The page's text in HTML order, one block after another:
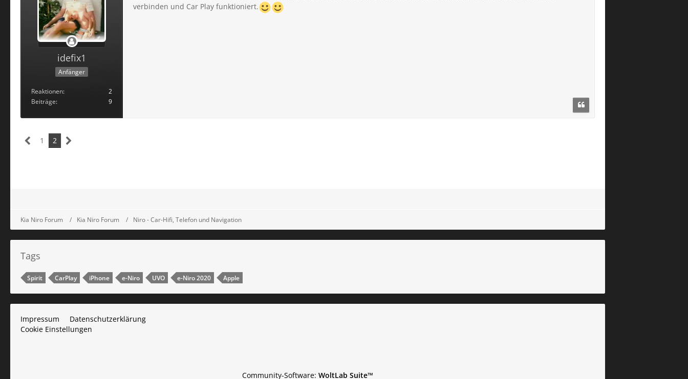
idefix1
Anfänger
Reaktionen
2
Beiträge
9
verbinden und Car Play funktioniert.
1 2
Kia Niro Forum Kia Niro Forum Niro - Car-Hifi, Telefon und Navigation
Tags
Spirit CarPlay iPhone e-Niro UVO e-Niro 2020 Apple
Impressum
Datenschutzerklärung
Cookie Einstellungen
Community-Software: WoltLab Suite™